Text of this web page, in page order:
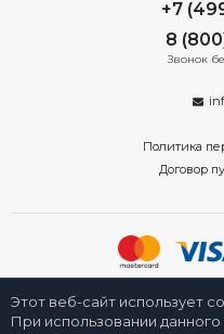
+7
8
Звонок
Политика
Договор
2008-2026 © Интернет-
приборы освещения для дома и
по России.
Этот веб-сайт использует
При использовании данного